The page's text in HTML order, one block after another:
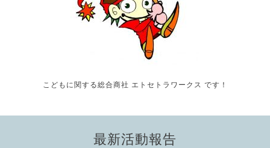
こどもに関する総合商社 エトセトラワークス です！
最新活動報告